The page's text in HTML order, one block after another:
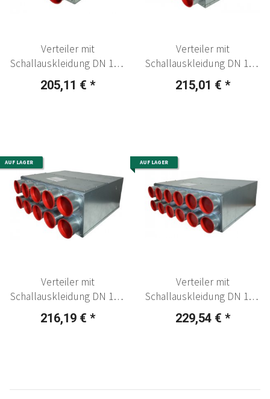
Verteiler mit
Schallauskleidung DN 125,
6 x 75 mm
205,11 € *
Verteiler mit
Schallauskleidung DN 160,
8 x 75 mm
215,01 € *
AUF LAGER
Verteiler mit
Schallauskleidung DN 160,
10 x 75 mm
216,19 € *
AUF LAGER
Verteiler mit
Schallauskleidung DN 160,
12 x 75 mm
229,54 € *